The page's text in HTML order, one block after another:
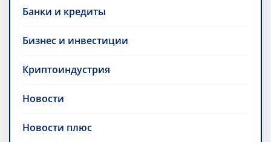
Банки и кредиты
Бизнес и инвестиции
Криптоиндустрия
Новости
Новости плюс